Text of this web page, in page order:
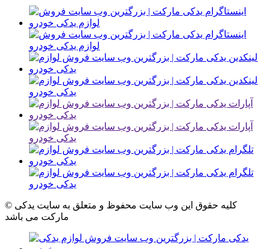
© کلیه حقوق این وب سایت محفوظ و متعلق به سایت یدکی
مارکت می باشد